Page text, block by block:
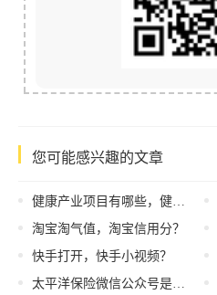
您可能感兴趣的文章
健康产业项目有哪些，健康产业发展项目？
淘宝淘气值，淘宝信用分？
快手打开，快手小视频？
太平洋保险微信公众号是多少（太平洋保险微信公众号绑定）